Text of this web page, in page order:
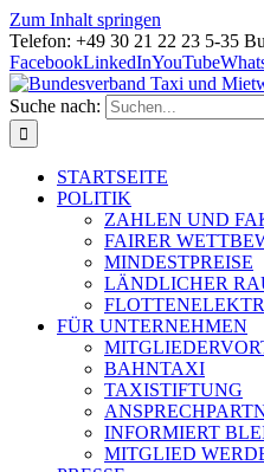
Zum Inhalt springen
Telefon: +49 30 21 22 23 5-35
FacebookLinkedInYouTube
Suche nach:
STARTSEITE
POLITIK
ZAHLEN UND
FAIRER
MINDESTPREISE
LÄNDLICHER
FÜR UNTERNEHMEN
BAHNTAXI
TAXISTIFTUNG
INFORMIERT
MITGLIED